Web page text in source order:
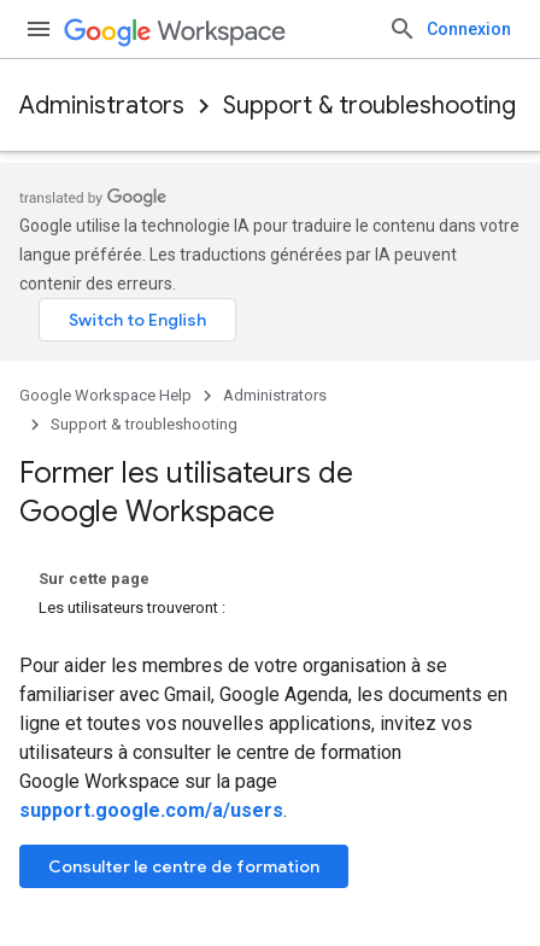
Connexion
Administrators Support & troubleshooting
Google utilise la technologie IA pour traduire le contenu dans votre
langue préférée. Les traductions générées par IA peuvent
contenir des erreurs.
Google Workspace Help
Administrators
Support & troubleshooting
Former les utilisateurs de
Google Workspace
Sur cette page
Les utilisateurs trouveront :
Pour aider les membres de votre organisation à se
familiariser avec Gmail, Google Agenda, les documents en
ligne et toutes vos nouvelles applications, invitez vos
utilisateurs à consulter le centre de formation
Google Workspace sur la page
support.google.com/a/users.
Consulter le centre de formation